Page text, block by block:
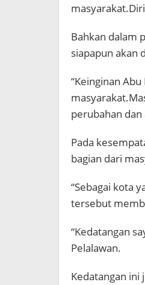
Bahkan dalam
siapapun akan
“Keinginan
perubahan dan
Pada
bagian dari
“Sebagai kota
tersebut
“Kedatangan
Pelalawan.
Kedatangan ini